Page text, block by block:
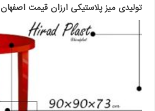
تولیدی میز پلاستیکی ارزان قیمت اصفهان